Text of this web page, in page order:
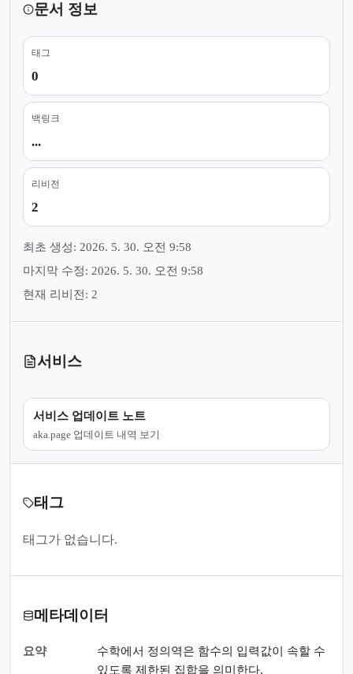
문서 정보
태그
0
백링크
...
리비전
2
최초 생성: 2026. 5. 30. 오전 9:58
마지막 수정: 2026. 5. 30. 오전 9:58
현재 리비전: 2
서비스
서비스 업데이트 노트
aka.page 업데이트 내역 보기
태그
태그가 없습니다.
메타데이터
요약
수학에서 정의역은 함수의 입력값이 속할 수
있도록 제한된 집합을 의미한다.